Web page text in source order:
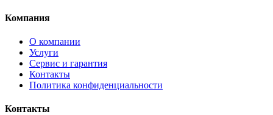
Компания
О компании
Услуги
Сервис и гарантия
Контакты
Политика конфиденциальности
Контакты